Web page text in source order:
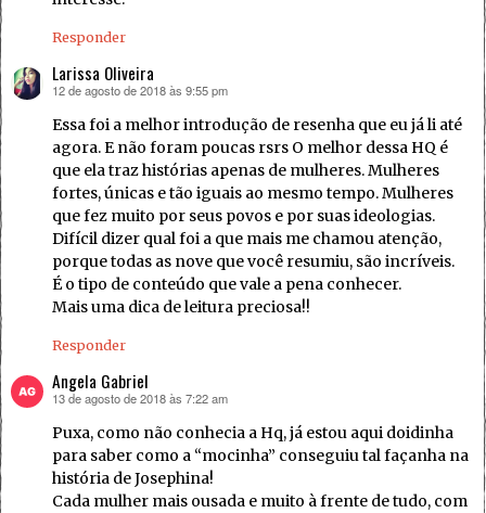
Responder
Larissa Oliveira
disse:
12 de agosto de 2018 às 9:55 pm
Essa foi a melhor introdução de resenha que eu já li até
agora. E não foram poucas rsrs O melhor dessa HQ é
que ela traz histórias apenas de mulheres. Mulheres
fortes, únicas e tão iguais ao mesmo tempo. Mulheres
que fez muito por seus povos e por suas ideologias.
Difícil dizer qual foi a que mais me chamou atenção,
porque todas as nove que você resumiu, são incríveis.
É o tipo de conteúdo que vale a pena conhecer.
Mais uma dica de leitura preciosa!!
Responder
Angela Gabriel
disse:
13 de agosto de 2018 às 7:22 am
Puxa, como não conhecia a Hq, já estou aqui doidinha
para saber como a “mocinha” conseguiu tal façanha na
história de Josephina!
Cada mulher mais ousada e muito à frente de tudo, com